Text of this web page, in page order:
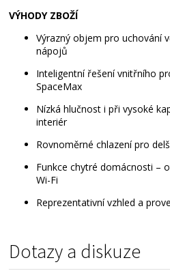
VÝHODY ZBOŽÍ
Výrazný objem pro uchování
nápojů
Inteligentní řešení vnitřního
SpaceMax
Nízká hlučnost i při vysoké
interiér
Rovnoměrné chlazení pro
Funkce chytré domácnosti –
Wi-Fi
Reprezentativní vzhled a
Dotazy a diskuze